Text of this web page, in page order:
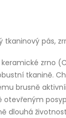
tkaninový pás,
zrno
tkanině.
brusně
dlouhá